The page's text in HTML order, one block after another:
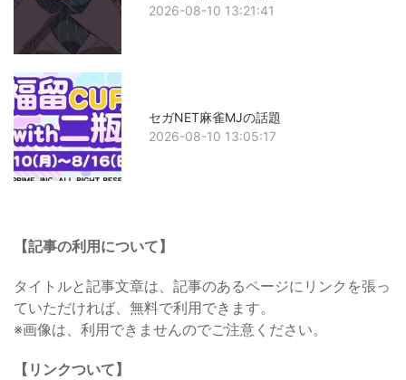
2026-08-10 13:21:41
セガNET麻雀MJの話題
2026-08-10 13:05:17
【記事の利用について】
タイトルと記事文章は、記事のあるページにリンクを張っ
ていただければ、無料で利用できます。
※画像は、利用できませんのでご注意ください。
【リンクついて】